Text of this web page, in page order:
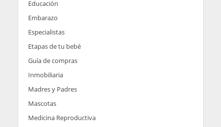
Educación
Embarazo
Especialistas
Etapas de tu bebé
Guía de compras
Inmobiliaria
Madres y Padres
Mascotas
Medicina Reproductiva